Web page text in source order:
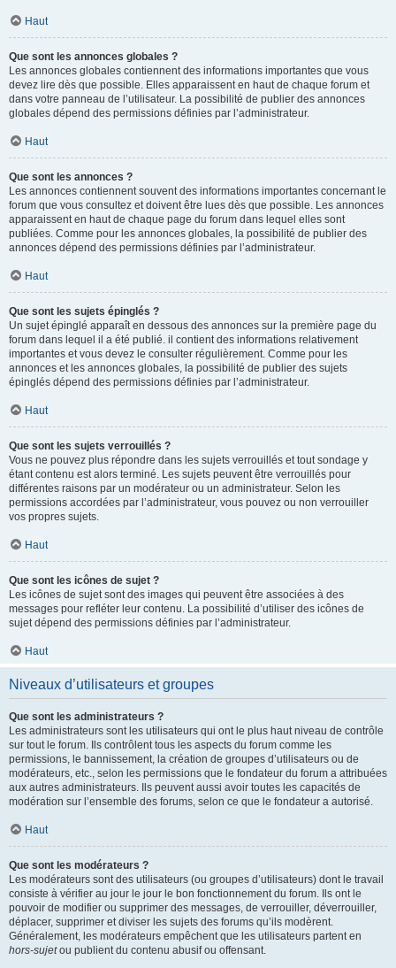
Haut
Que sont les annonces globales ?
Les annonces globales contiennent des informations importantes que vous
devez lire dès que possible. Elles apparaissent en haut de chaque forum et
dans votre panneau de l’utilisateur. La possibilité de publier des annonces
globales dépend des permissions définies par l’administrateur.
Haut
Que sont les annonces ?
Les annonces contiennent souvent des informations importantes concernant le
forum que vous consultez et doivent être lues dès que possible. Les annonces
apparaissent en haut de chaque page du forum dans lequel elles sont
publiées. Comme pour les annonces globales, la possibilité de publier des
annonces dépend des permissions définies par l’administrateur.
Haut
Que sont les sujets épinglés ?
Un sujet épinglé apparaît en dessous des annonces sur la première page du
forum dans lequel il a été publié. il contient des informations relativement
importantes et vous devez le consulter régulièrement. Comme pour les
annonces et les annonces globales, la possibilité de publier des sujets
épinglés dépend des permissions définies par l’administrateur.
Haut
Que sont les sujets verrouillés ?
Vous ne pouvez plus répondre dans les sujets verrouillés et tout sondage y
étant contenu est alors terminé. Les sujets peuvent être verrouillés pour
différentes raisons par un modérateur ou un administrateur. Selon les
permissions accordées par l’administrateur, vous pouvez ou non verrouiller
vos propres sujets.
Haut
Que sont les icônes de sujet ?
Les icônes de sujet sont des images qui peuvent être associées à des
messages pour refléter leur contenu. La possibilité d’utiliser des icônes de
sujet dépend des permissions définies par l’administrateur.
Haut
Niveaux d’utilisateurs et groupes
Que sont les administrateurs ?
Les administrateurs sont les utilisateurs qui ont le plus haut niveau de contrôle
sur tout le forum. Ils contrôlent tous les aspects du forum comme les
permissions, le bannissement, la création de groupes d’utilisateurs ou de
modérateurs, etc., selon les permissions que le fondateur du forum a attribuées
aux autres administrateurs. Ils peuvent aussi avoir toutes les capacités de
modération sur l’ensemble des forums, selon ce que le fondateur a autorisé.
Haut
Que sont les modérateurs ?
Les modérateurs sont des utilisateurs (ou groupes d’utilisateurs) dont le travail
consiste à vérifier au jour le jour le bon fonctionnement du forum. Ils ont le
pouvoir de modifier ou supprimer des messages, de verrouiller, déverrouiller,
déplacer, supprimer et diviser les sujets des forums qu’ils modèrent.
Généralement, les modérateurs empêchent que les utilisateurs partent en
hors-sujetou publient du contenu abusif ou offensant.